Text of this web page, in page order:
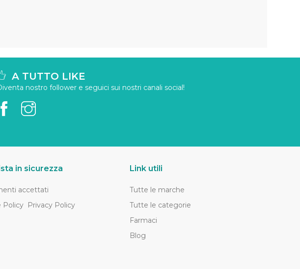
A TUTTO LIKE
nostro follower e seguici sui nostri canali social!
in sicurezza
accettati
Policy Privacy Policy
Link utili
Tutte le marche
Tutte le categorie
Farmaci
Blog